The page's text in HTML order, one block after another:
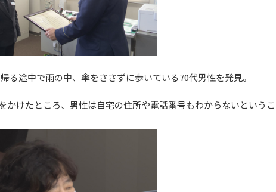
る途中で雨の中、傘をささずに歩いている70代男性を発見。
けたところ、男性は自宅の住所や電話番号もわからないというこ